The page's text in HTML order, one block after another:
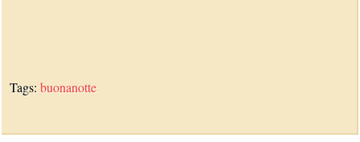
Tags:buonanotte